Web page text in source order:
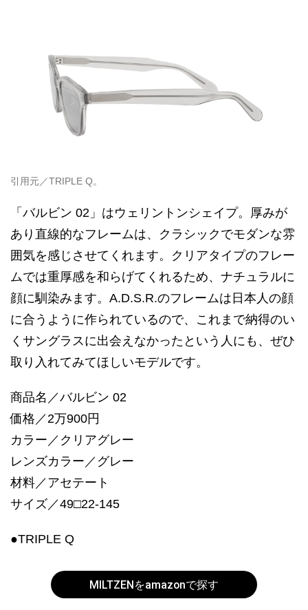
引用元／TRIPLE Q。
「バルビン 02」はウェリントンシェイプ。厚みが
あり直線的なフレームは、クラシックでモダンな雰
囲気を感じさせてくれます。クリアタイプのフレー
ムでは重厚感を和らげてくれるため、ナチュラルに
顔に馴染みます。A.D.S.R.のフレームは日本人の顔
に合うように作られているので、これまで納得のい
くサングラスに出会えなかったという人にも、ぜひ
取り入れてみてほしいモデルです。
商品名／バルビン 02
価格／2万900円
カラー／クリアグレー
レンズカラー／グレー
材料／アセテート
サイズ／49□22-145
●TRIPLE Q
MILTZENをamazonで探す